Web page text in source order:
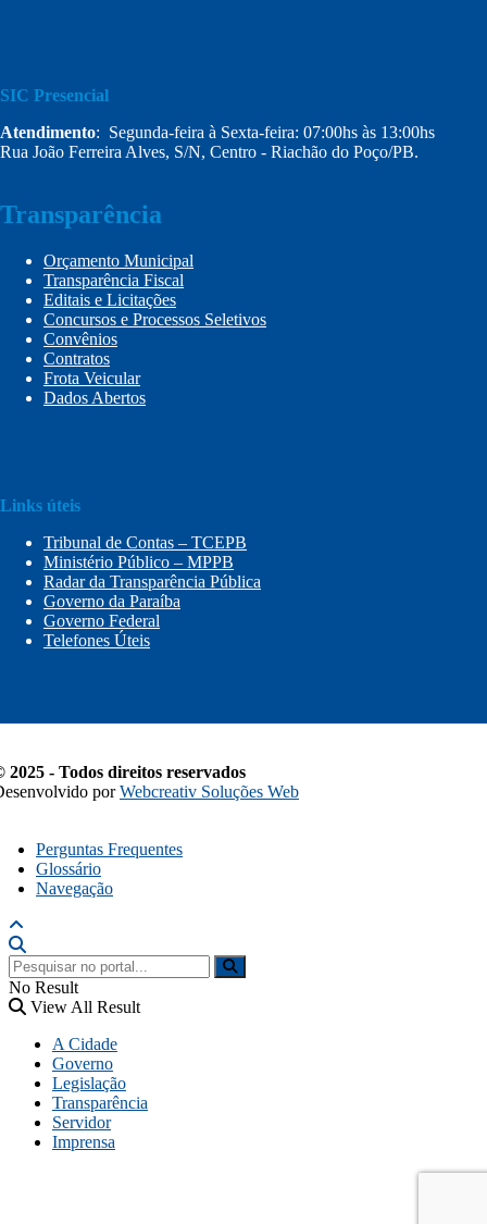
SIC Presencial
Atendimento: Segunda-feira à Sexta-feira: 07:00hs às 13:00hs
Rua João Ferreira Alves, S/N, Centro - Riachão do Poço/PB.
Transparência
Orçamento Municipal
Transparência Fiscal
Editais e Licitações
Concursos e Processos Seletivos
Convênios
Contratos
Frota Veicular
Dados Abertos
Links úteis
Tribunal de Contas – TCEPB
Ministério Público – MPPB
Radar da Transparência Pública
Governo da Paraíba
Governo Federal
Telefones Úteis
2025 - Todos direitos reservados
porWebcreativ Soluções Web
Perguntas Frequentes
Glossário
Navegação
No Result
View All Result
A Cidade
Governo
Legislação
Transparência
Servidor
Imprensa